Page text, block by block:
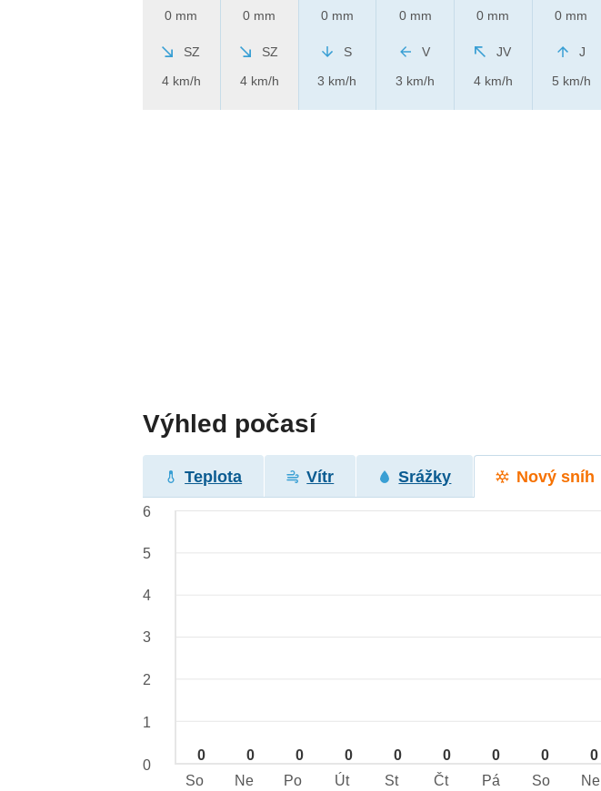
0 mm
SZ
4 km/h
0 mm
SZ
4 km/h
0 mm
S
3 km/h
0 mm
V
3 km/h
0 mm
JV
4 km/h
0 mm
J
5 km/h
Výhled počasí
Teplota Vítr Srážky Nový sníh
0 0 0 0 0 0 0 0 0
6
5
4
3
2
1
0
So
Ne Po Út St Čt Pá So Ne